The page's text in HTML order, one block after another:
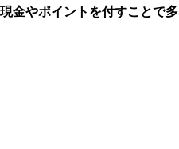
金やポイントを付すことで多